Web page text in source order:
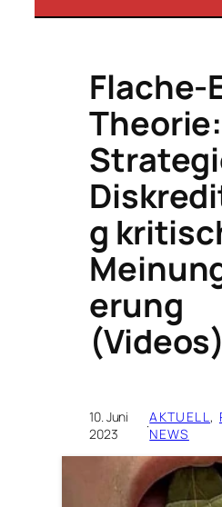
Flache-
Theorie:
g
erung
(Videos)
10. Juni
2023
·AKTUELL,
NEWS